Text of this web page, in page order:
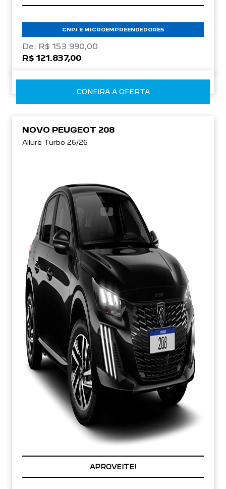
PREÇOS REDUZIDOS
CNPJ E MICROEMPREENDEDORES
De: R$ 153.990,00
R$ 121.837,00
CONFIRA A OFERTA
NOVO PEUGEOT 208
Allure Turbo 26/26
PREÇOS REDUZIDOS
APROVEITE!